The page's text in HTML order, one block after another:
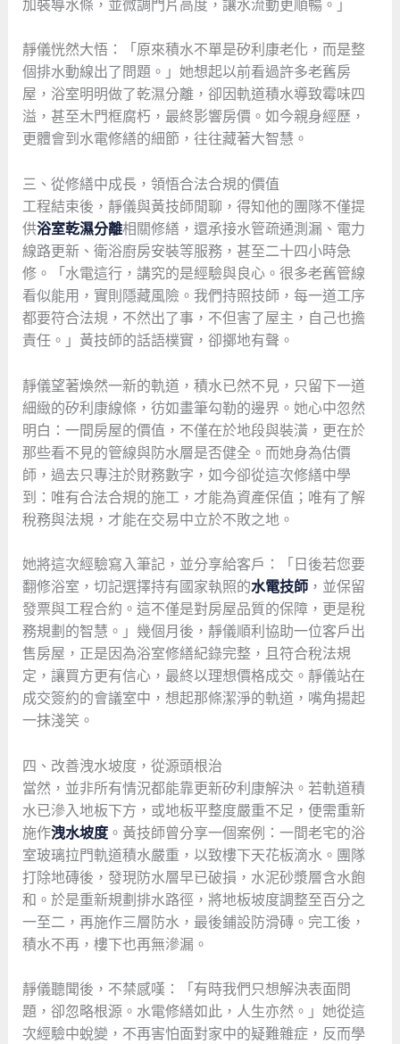
加裝導水條，並微調門片高度，讓水流動更順暢。」
靜儀恍然大悟：「原來積水不單是矽利康老化，而是整
個排水動線出了問題。」她想起以前看過許多老舊房
屋，浴室明明做了乾濕分離，卻因軌道積水導致霉味四
溢，甚至木門框腐朽，最終影響房價。如今親身經歷，
更體會到水電修繕的細節，往往藏著大智慧。
三、從修繕中成長，領悟合法合規的價值
工程結束後，靜儀與黃技師閒聊，得知他的團隊不僅提
供浴室乾濕分離相關修繕，還承接水管疏通測漏、電力
線路更新、衛浴廚房安裝等服務，甚至二十四小時急
修。「水電這行，講究的是經驗與良心。很多老舊管線
看似能用，實則隱藏風險。我們持照技師，每一道工序
都要符合法規，不然出了事，不但害了屋主，自己也擔
責任。」黃技師的話語樸實，卻擲地有聲。
靜儀望著煥然一新的軌道，積水已然不見，只留下一道
細緻的矽利康線條，彷如畫筆勾勒的邊界。她心中忽然
明白：一間房屋的價值，不僅在於地段與裝潢，更在於
那些看不見的管線與防水層是否健全。而她身為估價
師，過去只專注於財務數字，如今卻從這次修繕中學
到：唯有合法合規的施工，才能為資產保值；唯有了解
稅務與法規，才能在交易中立於不敗之地。
她將這次經驗寫入筆記，並分享給客戶：「日後若您要
翻修浴室，切記選擇持有國家執照的水電技師，並保留
發票與工程合約。這不僅是對房屋品質的保障，更是稅
務規劃的智慧。」幾個月後，靜儀順利協助一位客戶出
售房屋，正是因為浴室修繕紀錄完整，且符合稅法規
定，讓買方更有信心，最終以理想價格成交。靜儀站在
成交簽約的會議室中，想起那條潔淨的軌道，嘴角揚起
一抹淺笑。
四、改善洩水坡度，從源頭根治
當然，並非所有情況都能靠更新矽利康解決。若軌道積
水已滲入地板下方，或地板平整度嚴重不足，便需重新
施作洩水坡度。黃技師曾分享一個案例：一間老宅的浴
室玻璃拉門軌道積水嚴重，以致樓下天花板滴水。團隊
打除地磚後，發現防水層早已破損，水泥砂漿層含水飽
和。於是重新規劃排水路徑，將地板坡度調整至百分之
一至二，再施作三層防水，最後鋪設防滑磚。完工後，
積水不再，樓下也再無滲漏。
靜儀聽聞後，不禁感嘆：「有時我們只想解決表面問
題，卻忽略根源。水電修繕如此，人生亦然。」她從這
次經驗中蛻變，不再害怕面對家中的疑難雜症，反而學